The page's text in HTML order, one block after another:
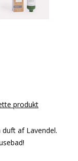
produkt
af Lavendel.